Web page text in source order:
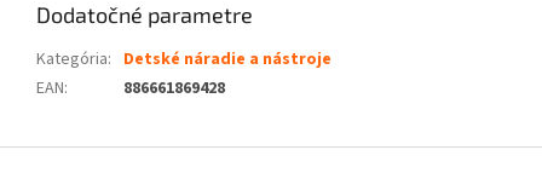
Dodatočné parametre
Kategória: Detské náradie a nástroje
EAN: 886661869428